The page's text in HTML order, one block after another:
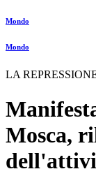
Mondo
Mondo
LA
Mosca,